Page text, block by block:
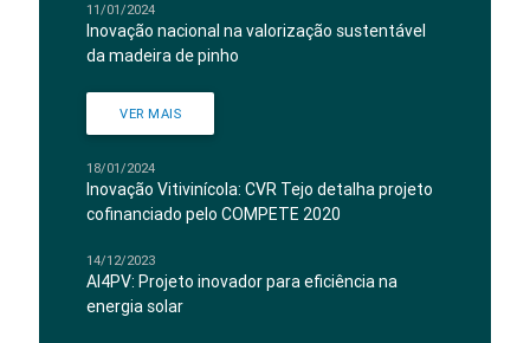
11/01/2024
Inovação nacional na valorização sustentável
da madeira de pinho
VER MAIS
18/01/2024
Inovação Vitivinícola: CVR Tejo detalha projeto
cofinanciado pelo COMPETE 2020
14/12/2023
AI4PV: Projeto inovador para eficiência na
energia solar